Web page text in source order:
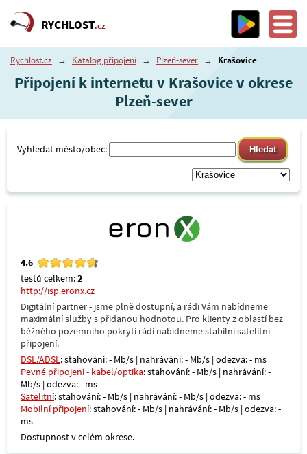
RYCHLOST.cz
Rychlost.cz → Katalog připojení → Plzeň-sever → Krašovice
Připojení k internetu v Krašovice v okrese
Plzeň-sever
Vyhledat město/obec:
4.6
testů celkem:2
http://isp.eronx.cz
Digitální partner - jsme plně dostupní, a rádi Vám nabídneme
maximální služby s přidanou hodnotou. Pro klienty z oblastí bez
běžného pozemního pokrytí rádi nabídneme stabilní satelitní
připojení.
DSL/ADSL: stahování: - Mb/s | nahrávání: - Mb/s | odezva: - ms
Pevné připojení - kabel/optika: stahování: - Mb/s | nahrávání: -
Mb/s | odezva: - ms
Satelitní: stahování: - Mb/s | nahrávání: - Mb/s | odezva: - ms
Mobilní připojení: stahování: - Mb/s | nahrávání: - Mb/s | odezva: -
ms
Dostupnost v celém okrese.